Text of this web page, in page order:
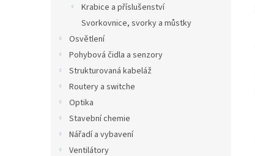
Krabice a příslušenství
Svorkovnice, svorky a můstky
Osvětlení
Pohybová čidla a senzory
Strukturovaná kabeláž
Routery a switche
Optika
Stavební chemie
Nářadí a vybavení
Ventilátory